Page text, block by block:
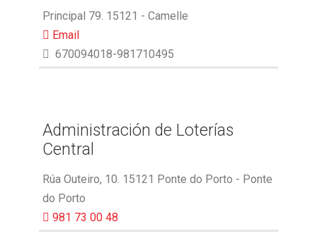
Principal 79. 15121 - Camelle
Email
670094018-981710495
Administración de Loterías
Central
Rúa Outeiro, 10. 15121 Ponte do Porto - Ponte
do Porto
981 73 00 48